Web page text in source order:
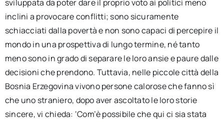
sviluppata da poter dare il proprio voto ai politici meno
inclini a provocare conflitti; sono sicuramente
schiacciati dalla povertà e non sono capaci di percepire il
mondo in una prospettiva di lungo termine, né tanto
meno sono in grado di separare le loro ansie e paure dalle
decisioni che prendono. Tuttavia, nelle piccole città della
Bosnia Erzegovina vivono persone calorose che fanno sì
che uno straniero, dopo aver ascoltato le loro storie
sincere, vi chieda: ‘Com’è possibile che qui ci sia stata